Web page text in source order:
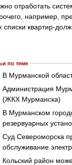
отработать
например,
списки квартир-
по теме
В Мурманской
Администрация
(ЖКХ Мурманска)
В Мурманском
резервуарных
Суд Североморска
обслуживание
Кольский район